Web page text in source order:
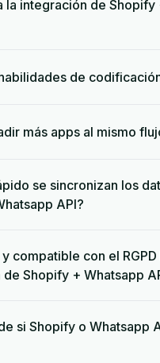
la integración de Shopify
de
más apps al mismo
se sincronizan los
API?
compatible con el RGPD
Shopify + Whatsapp
si Shopify o Whatsapp